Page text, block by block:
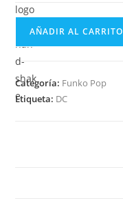
Funko
DC
Super
Heroes
AÑADIR AL CARRITO
Categoría: Funko Pop
Etiqueta: DC